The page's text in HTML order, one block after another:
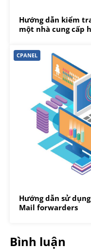
Hướng dẫn kiểm
một nhà cung cấp
CPANEL
Hướng dẫn sử
Mail forwarders
Bình luận